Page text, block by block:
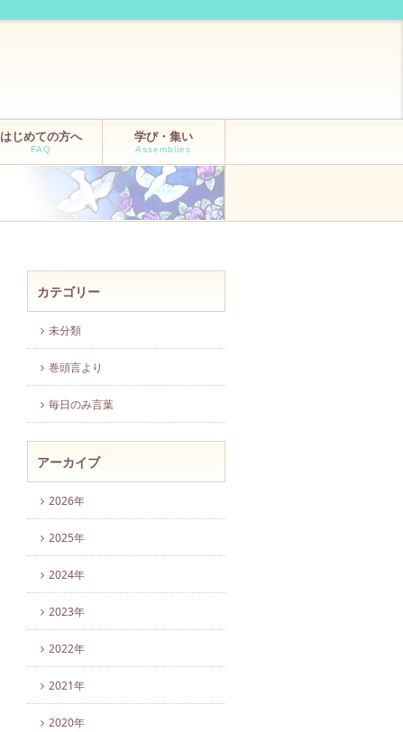
はじめての方へ
FAQ
学び・集い
Assemblies
カテゴリー
未分類
巻頭言より
毎日のみ言葉
アーカイブ
2026年
2025年
2024年
2023年
2022年
2021年
2020年